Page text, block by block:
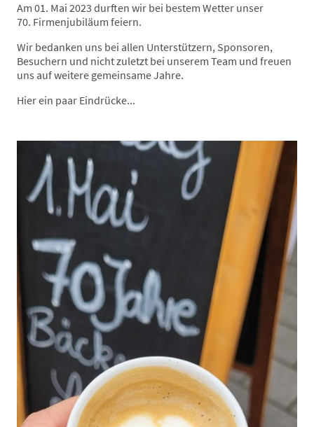
Am 01. Mai 2023 durften wir bei bestem Wetter unser
70. Firmenjubiläum feiern.
Wir bedanken uns bei allen Unterstützern, Sponsoren,
Besuchern und nicht zuletzt bei unserem Team und freuen
uns auf weitere gemeinsame Jahre.
Hier ein paar Eindrücke...